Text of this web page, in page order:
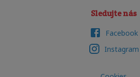
Sledujte nás
Facebook
Instagram